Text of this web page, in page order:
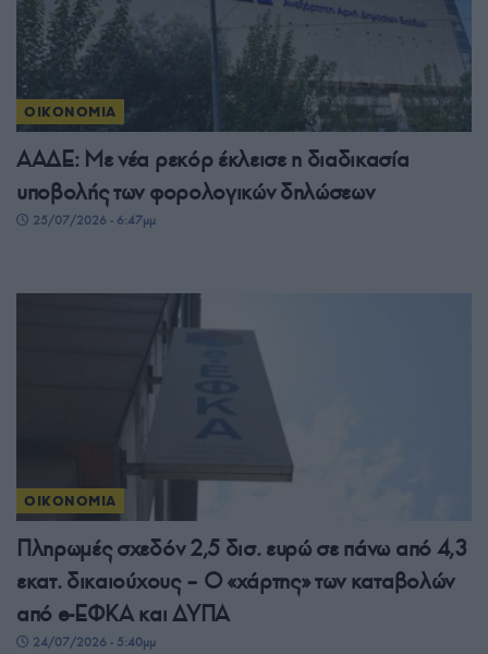
ΟΙΚΟΝΟΜΙΑ
ΑΑΔΕ: Με νέα ρεκόρ έκλεισε η διαδικασία
υποβολής των φορολογικών δηλώσεων
25/07/2026 - 6:47μμ
ΟΙΚΟΝΟΜΙΑ
Πληρωμές σχεδόν 2,5 δισ. ευρώ σε πάνω από 4,3
εκατ. δικαιούχους – Ο «χάρτης» των καταβολών
από e-ΕΦΚΑ και ΔΥΠΑ
24/07/2026 - 5:40μμ